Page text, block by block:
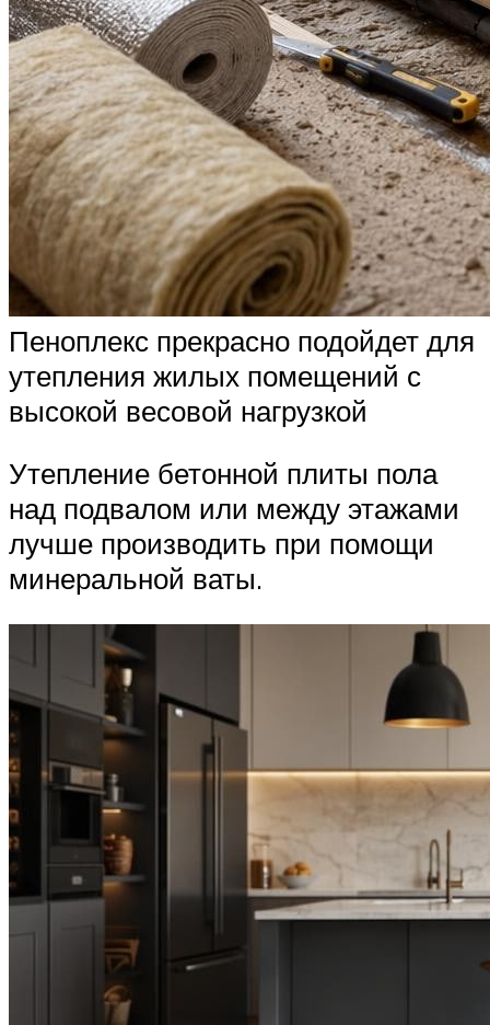
Пеноплекс прекрасно подойдет для
утепления жилых помещений с
высокой весовой нагрузкой
Утепление бетонной плиты пола
над подвалом или между этажами
лучше производить при помощи
минеральной ваты.